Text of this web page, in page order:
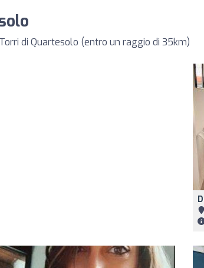
di Quartesolo (entro un raggio di 35km)